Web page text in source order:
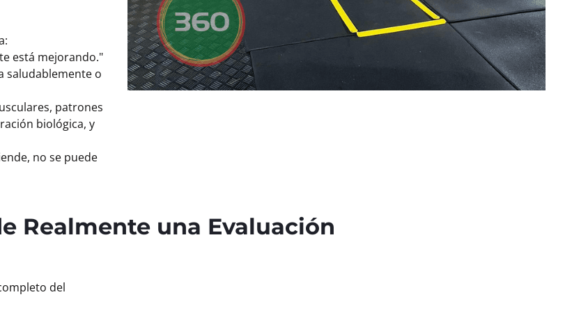
está mejorando."
saludablemente o
patrones
biológica, y
no se puede
Realmente una Evaluación
del